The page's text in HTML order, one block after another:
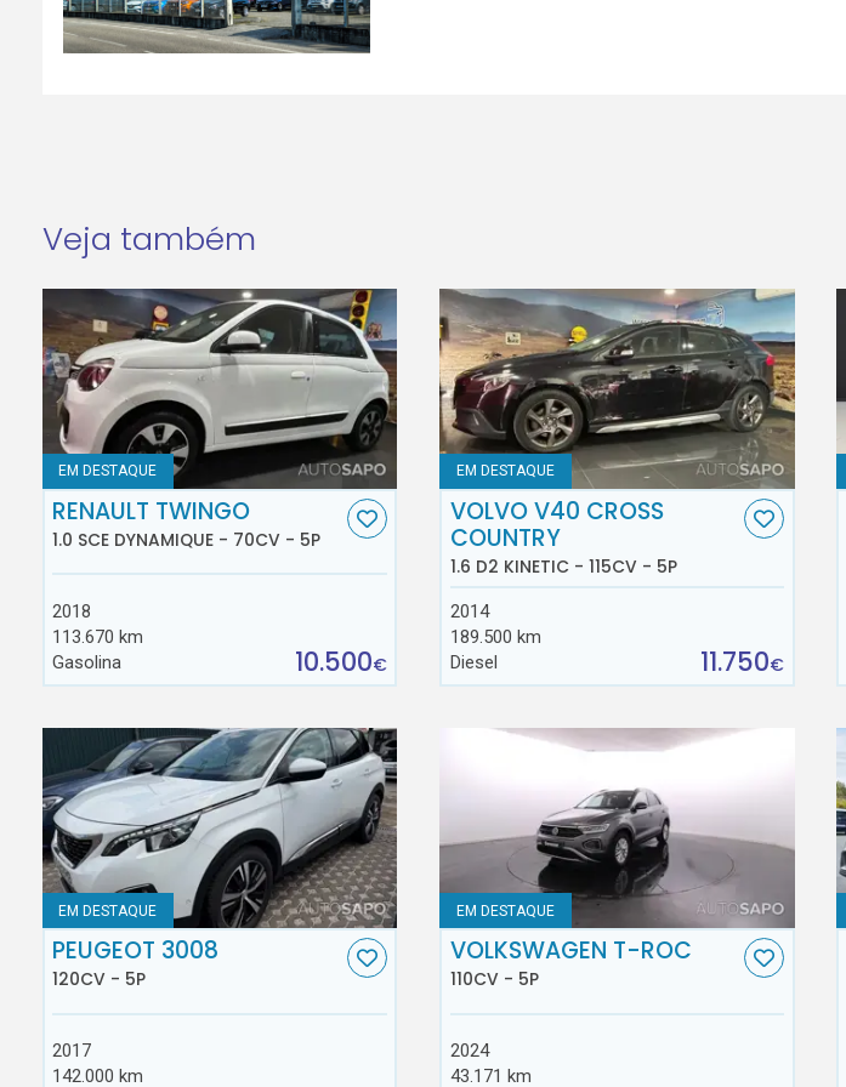
Veja também
EM DESTAQUE
RENAULT TWINGO
1.0 SCE DYNAMIQUE - 70CV - 5P
2018
113.670 km
Gasolina
10.500€
EM DESTAQUE
VOLVO V40 CROSS
COUNTRY
1.6 D2 KINETIC - 115CV - 5P
2014
189.500 km
Diesel
11.750€
EM DESTAQUE
PEUGEOT 3008
120CV - 5P
2017
142.000 km
EM DESTAQUE
VOLKSWAGEN T-ROC
110CV - 5P
2024
43.171 km